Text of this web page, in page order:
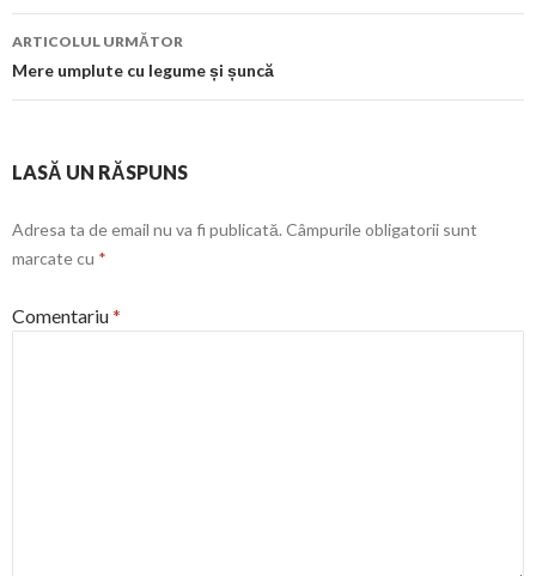
articol
ARTICOLUL URMĂTOR
Mere umplute cu legume și șuncă
LASĂ UN RĂSPUNS
Adresa ta de email nu va fi publicată. Câmpurile obligatorii sunt
marcate cu *
Comentariu*